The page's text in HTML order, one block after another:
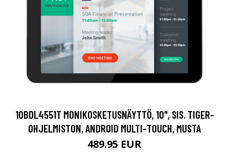
10BDL4551T MONIKOSKETUSNÄYTTÖ, 10", SIS. TIGER-
OHJELMISTON, ANDROID MULTI-TOUCH, MUSTA
489.95 EUR